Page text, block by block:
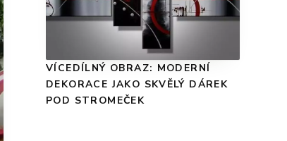
VÍCEDÍLNÝ OBRAZ: MODERNÍ
DEKORACE JAKO SKVĚLÝ DÁREK
POD STROMEČEK